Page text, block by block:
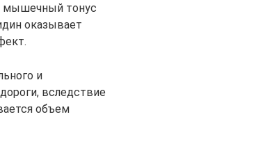
мышечный тонус
оказывает
и
вследствие
объем